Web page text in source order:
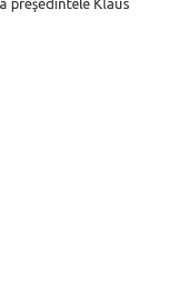
preşedintele Klaus